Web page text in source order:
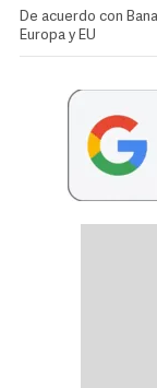
De acuerdo con
Europa y EU